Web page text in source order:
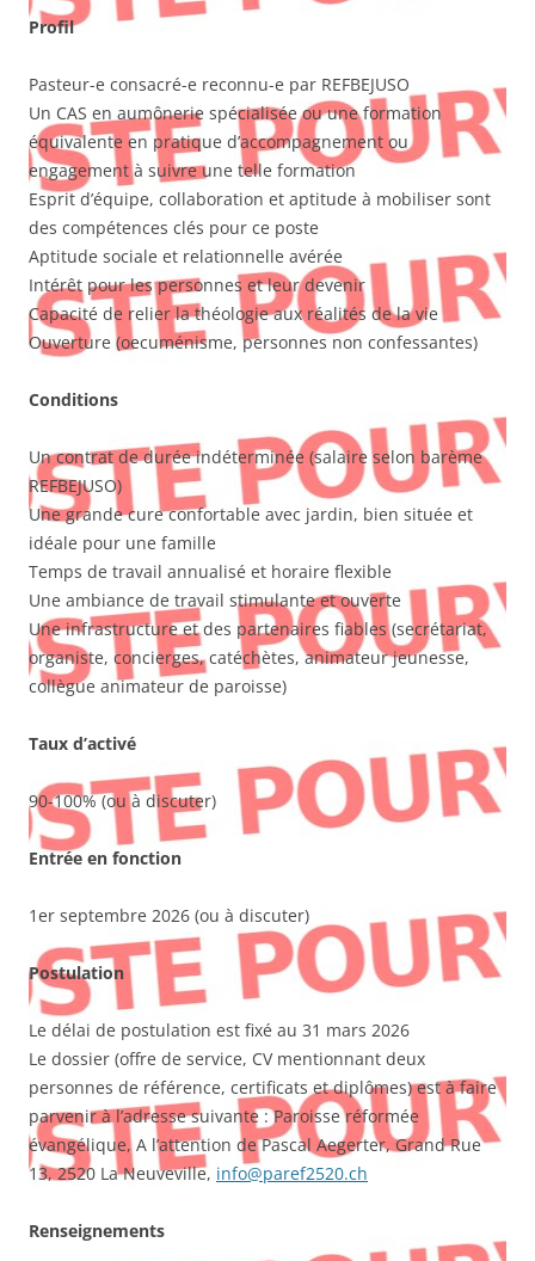
Profil
Pasteur-e consacré-e reconnu-e par REFBEJUSO
Un CAS en aumônerie spécialisée ou une formation
équivalente en pratique d’accompagnement ou
engagement à suivre une telle formation
Esprit d’équipe, collaboration et aptitude à mobiliser sont
des compétences clés pour ce poste
Aptitude sociale et relationnelle avérée
Intérêt pour les personnes et leur devenir
Capacité de relier la théologie aux réalités de la vie
Ouverture (oecuménisme, personnes non confessantes)
Conditions
Un contrat de durée indéterminée (salaire selon barème
REFBEJUSO)
Une grande cure confortable avec jardin, bien située et
idéale pour une famille
Temps de travail annualisé et horaire flexible
Une ambiance de travail stimulante et ouverte
Une infrastructure et des partenaires fiables (secrétariat,
organiste, concierges, catéchètes, animateur jeunesse,
collègue animateur de paroisse)
Taux d’activé
90-100% (ou à discuter)
Entrée en fonction
1er septembre 2026 (ou à discuter)
Postulation
Le délai de postulation est fixé au 31 mars 2026
Le dossier (offre de service, CV mentionnant deux
personnes de référence, certificats et diplômes) est à faire
parvenir à l’adresse suivante : Paroisse réformée
évangélique, A l’attention de Pascal Aegerter, Grand Rue
13, 2520 La Neuveville, info@paref2520.ch
Renseignements